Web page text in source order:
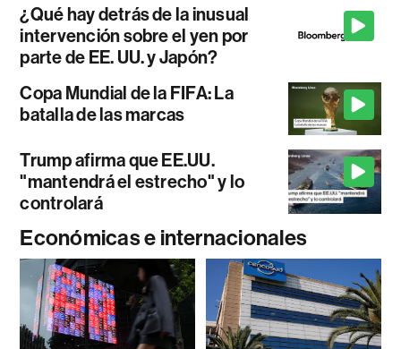
¿Qué hay detrás de la inusual
intervención sobre el yen por
parte de EE. UU. y Japón?
Copa Mundial de la FIFA: La
batalla de las marcas
Trump afirma que EE.UU.
"mantendrá el estrecho" y lo
controlará
Económicas e internacionales